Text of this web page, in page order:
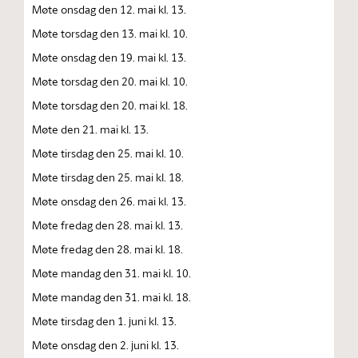
Møte onsdag den 12. mai kl. 13.
Møte torsdag den 13. mai kl. 10.
Møte onsdag den 19. mai kl. 13.
Møte torsdag den 20. mai kl. 10.
Møte torsdag den 20. mai kl. 18.
Møte den 21. mai kl. 13.
Møte tirsdag den 25. mai kl. 10.
Møte tirsdag den 25. mai kl. 18.
Møte onsdag den 26. mai kl. 13.
Møte fredag den 28. mai kl. 13.
Møte fredag den 28. mai kl. 18.
Møte mandag den 31. mai kl. 10.
Møte mandag den 31. mai kl. 18.
Møte tirsdag den 1. juni kl. 13.
Møte onsdag den 2. juni kl. 13.